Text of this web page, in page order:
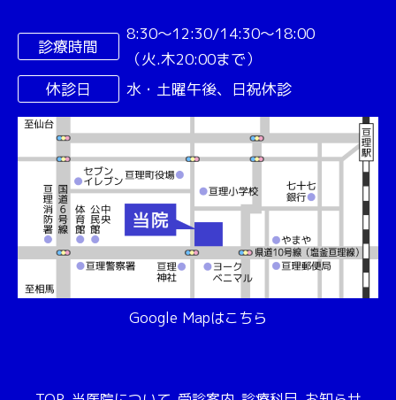
診療時間
8:30〜12:30/14:30〜18:00
（火.木20:00まで）
休診日
水・土曜午後、日祝休診
Google Mapはこちら